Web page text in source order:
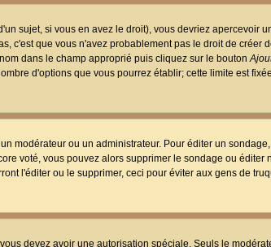
sujet, si vous en avez le droit), vous devriez apercevoir
c'est que vous n'avez probablement pas le droit de créer
dans le champ approprié puis cliquez sur le bouton
d'options que vous pourrez établir; cette limite est
modérateur ou un administrateur. Pour éditer un
voté, vous pouvez alors supprimer le sondage ou éditer
l'éditer ou le supprimer, ceci pour éviter aux gens de
devez avoir une autorisation spéciale. Seuls le